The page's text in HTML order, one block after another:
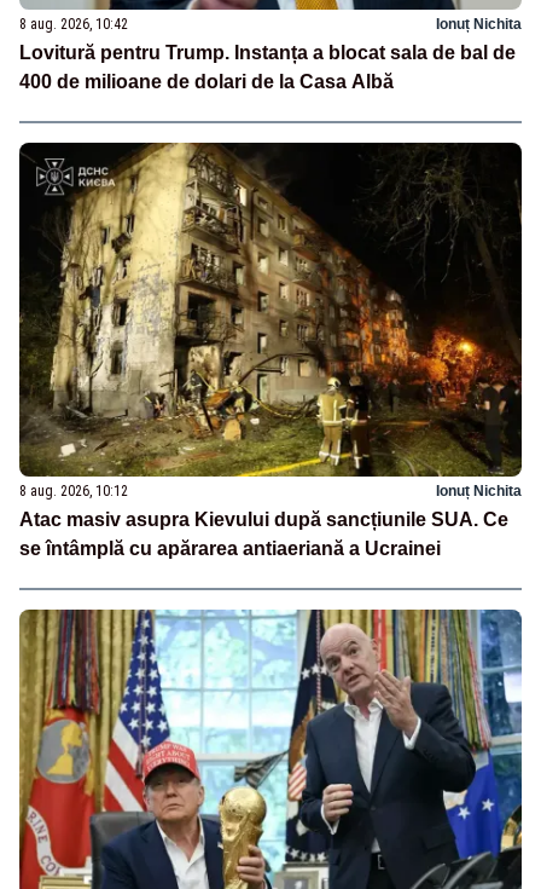
8 aug. 2026, 10:42 Ionuț Nichita
Lovitură pentru Trump. Instanța a blocat sala de bal de
400 de milioane de dolari de la Casa Albă
8 aug. 2026, 10:12 Ionuț Nichita
Atac masiv asupra Kievului după sancțiunile SUA. Ce
se întâmplă cu apărarea antiaeriană a Ucrainei